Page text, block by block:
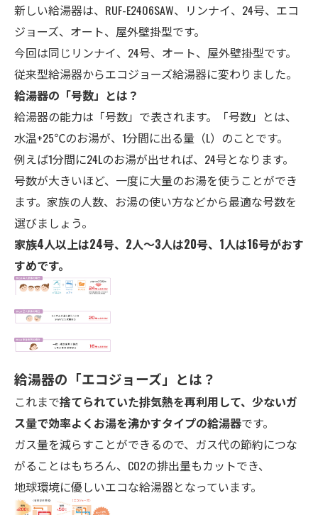
新しい給湯器は、RUF-E2406SAW、リンナイ、24号、エコ
ジョーズ、オート、屋外壁掛型です。
今回は同じリンナイ、24号、オート、屋外壁掛型です。
従来型給湯器からエコジョーズ給湯器に変わりました。
給湯器の「号数」とは？
給湯器の能力は「号数」で表されます。「号数」とは、
水温+25℃のお湯が、1分間に出る量（L）のことです。
例えば1分間に24Lのお湯が出せれば、24号となります。
号数が大きいほど、一度に大量のお湯を使うことができ
ます。家族の人数、お湯の使い方などから最適な号数を
選びましょう。
家族4人以上は24号、2人～3人は20号、1人は16号がおす
すめです。
給湯器の「エコジョーズ」とは？
これまで捨てられていた排気熱を再利用して、少ないガ
ス量で効率よくお湯を沸かすタイプの給湯器です。
ガス量を減らすことができるので、ガス代の節約につな
がることはもちろん、CO2の排出量もカットでき、
地球環境に優しいエコな給湯器となっています。